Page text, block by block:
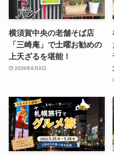
横須賀中央の老舗そば店
「三崎庵」で土曜お勧めの
上天ざるを堪能！
2026年6月8日